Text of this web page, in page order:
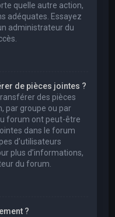
quelle autre action,
adéquates. Essayez
administrateur du
de pièces jointes ?
des pièces
par groupe ou par
forum ont peut-être
dans le forum
d’utilisateurs
plus d’informations,
du forum.
?